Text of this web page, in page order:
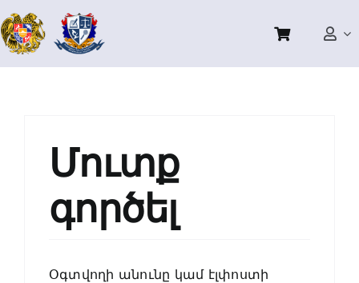
Skip
to
content
Մուտք
գործել
Օգտվողի անունը կամ էլփոստի